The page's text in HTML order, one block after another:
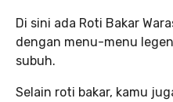
Di sini ada Roti Bakar
dengan menu-menu
subuh.
Selain roti bakar, kamu